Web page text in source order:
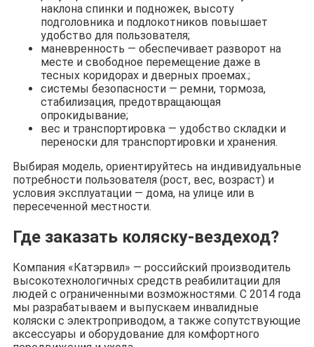
наклона спинки и подножек, высоту
подголовника и подлокотников повышает
удобство для пользователя;
маневренность — обеспечивает разворот на
месте и свободное перемещение даже в
тесных коридорах и дверных проемах.;
системы безопасности — ремни, тормоза,
стабилизация, предотвращающая
опрокидывание;
вес и транспортировка — удобство складки и
переноски для транспортировки и хранения.
Выбирая модель, ориентируйтесь на индивидуальные
потребности пользователя (рост, вес, возраст) и
условия эксплуатации — дома, на улице или в
пересеченной местности.
Где заказать коляску-вездеход?
Компания «Катэрвил» — российский производитель
высокотехнологичных средств реабилитации для
людей с ограниченными возможностями. С 2014 года
мы разрабатываем и выпускаем инвалидные
коляски с электроприводом, а также сопутствующие
аксессуары и оборудование для комфортного